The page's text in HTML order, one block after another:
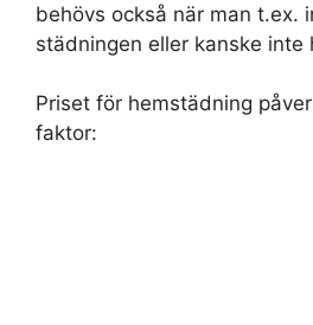
behövs också när man t.ex.
städningen eller kanske inte
Priset för hemstädning
faktor: